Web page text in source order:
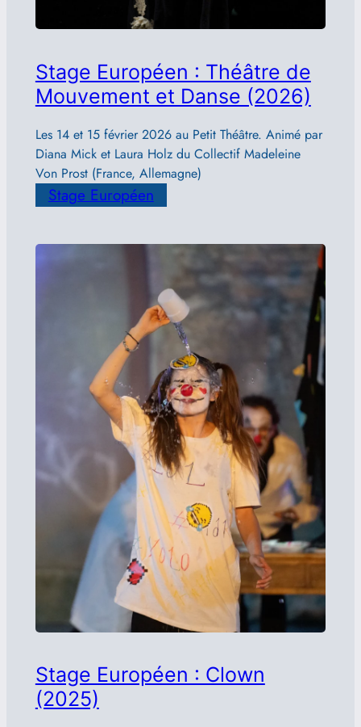
Stage Européen : Théâtre de
Mouvement et Danse (2026)
Les 14 et 15 février 2026 au Petit Théâtre. Animé par
Diana Mick et Laura Holz du Collectif Madeleine
Von Prost (France, Allemagne)
Stage Européen
Stage Européen : Clown
(2025)